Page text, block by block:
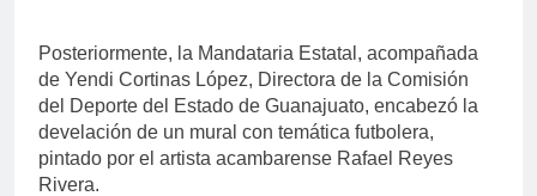
Posteriormente, la Mandataria Estatal, acompañada
de Yendi Cortinas López, Directora de la Comisión
del Deporte del Estado de Guanajuato, encabezó la
develación de un mural con temática futbolera,
pintado por el artista acambarense Rafael Reyes
Rivera.